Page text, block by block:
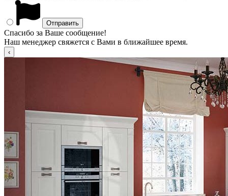
Спасибо за Ваше сообщение!
Наш менеджер свяжется с Вами в ближайшее время.